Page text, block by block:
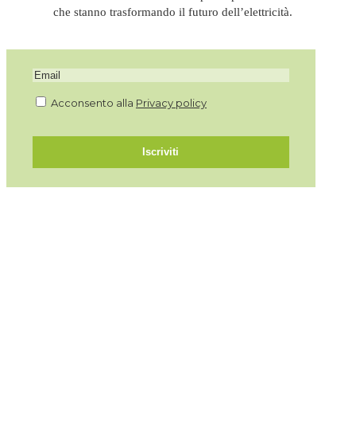
che stanno trasformando il futuro dell’elettricità.
Acconsento alla Privacy policy
Iscriviti